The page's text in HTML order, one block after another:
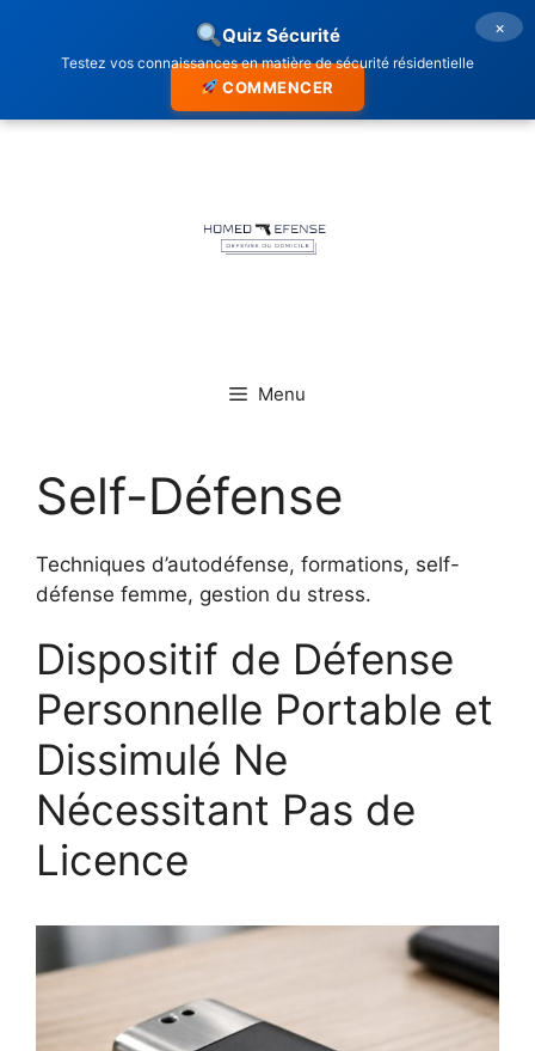
Quiz Sécurité
Testez vos connaissances en matière de sécurité résidentielle
COMMENCER
×
Aller
Menu
Self-Défense
Techniques d’autodéfense, formations, self-
défense femme, gestion du stress.
Dispositif de Défense
Personnelle Portable et
Dissimulé Ne
Nécessitant Pas de
Licence